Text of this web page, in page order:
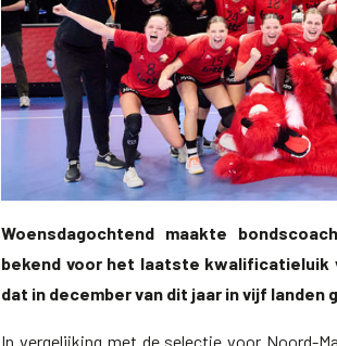
Woensdagochtend maakte
bekend voor het laatste kwalificatieluik
dat in december van dit jaar in vijf landen
In vergelijking met de selectie voor Noord-